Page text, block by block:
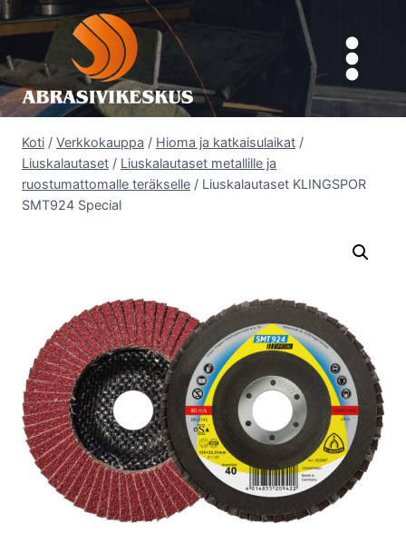
Siirry
sisältöön
Koti / Verkkokauppa / Hioma ja katkaisulaikat /
Liuskalautaset / Liuskalautaset metallille ja
ruostumattomalle teräkselle / Liuskalautaset KLINGSPOR
SMT924 Special